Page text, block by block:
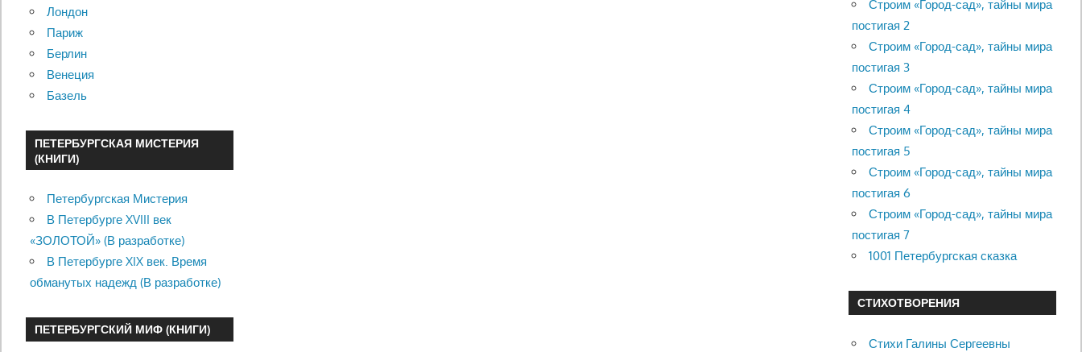
Лондон
Париж
Берлин
Венеция
Базель
ПЕТЕРБУРГСКАЯ МИСТЕРИЯ
(КНИГИ)
Петербургская Мистерия
В Петербурге XVIII век
«ЗОЛОТОЙ» (В разработке)
В Петербурге XIX век. Время
обманутых надежд (В разработке)
ПЕТЕРБУРГСКИЙ МИФ (КНИГИ)
Строим «Город-сад», тайны мира
постигая 2
Строим «Город-сад», тайны мира
постигая 3
Строим «Город-сад», тайны мира
постигая 4
Строим «Город-сад», тайны мира
постигая 5
Строим «Город-сад», тайны мира
постигая 6
Строим «Город-сад», тайны мира
постигая 7
1001 Петербургская сказка
СТИХОТВОРЕНИЯ
Стихи Галины Сергеевны